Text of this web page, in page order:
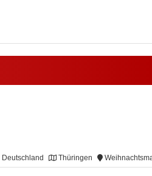
Thüringen